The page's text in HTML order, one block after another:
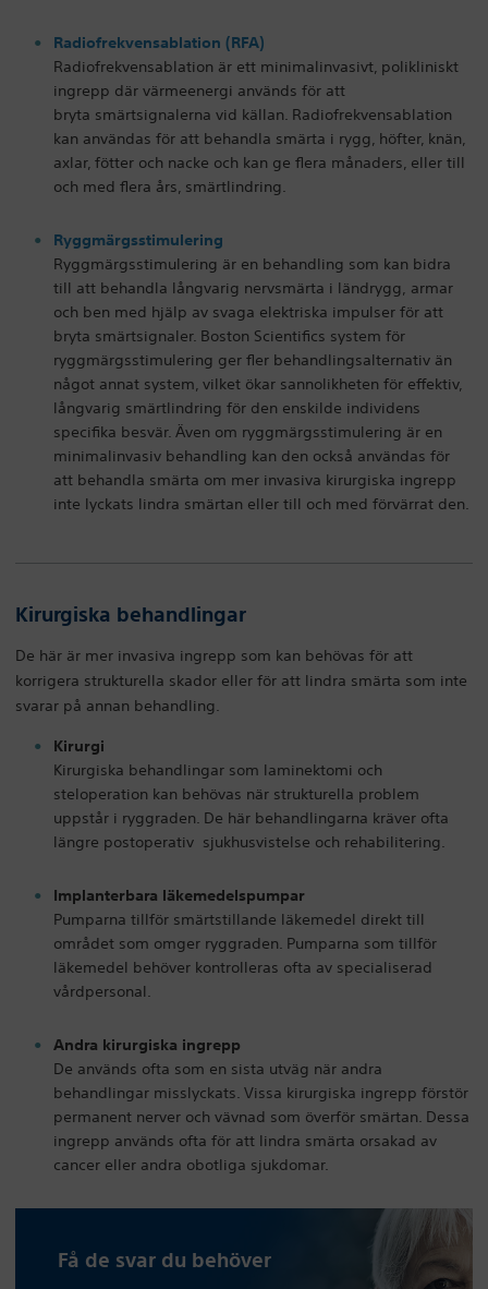
Radiofrekvensablation (RFA)
Radiofrekvensablation är ett minimalinvasivt, polikliniskt
ingrepp där värmeenergi används för att
bryta smärtsignalerna vid källan. Radiofrekvensablation
kan användas för att behandla smärta i rygg, höfter, knän,
axlar, fötter och nacke och kan ge flera månaders, eller till
och med flera års, smärtlindring.
Ryggmärgsstimulering
Ryggmärgsstimulering är en behandling som kan bidra
till att behandla långvarig nervsmärta i ländrygg, armar
och ben med hjälp av svaga elektriska impulser för att
bryta smärtsignaler. Boston Scientifics system för
ryggmärgsstimulering ger fler behandlingsalternativ än
något annat system, vilket ökar sannolikheten för effektiv,
långvarig smärtlindring för den enskilde individens
specifika besvär. Även om ryggmärgsstimulering är en
minimalinvasiv behandling kan den också användas för
att behandla smärta om mer invasiva kirurgiska ingrepp
inte lyckats lindra smärtan eller till och med förvärrat den.
Kirurgiska behandlingar
De här är mer invasiva ingrepp som kan behövas för att
korrigera strukturella skador eller för att lindra smärta som inte
svarar på annan behandling.
Kirurgi
Kirurgiska behandlingar som laminektomi och
steloperation kan behövas när strukturella problem
uppstår i ryggraden. De här behandlingarna kräver ofta
längre postoperativ sjukhusvistelse och rehabilitering.
Implanterbara läkemedelspumpar
Pumparna tillför smärtstillande läkemedel direkt till
området som omger ryggraden. Pumparna som tillför
läkemedel behöver kontrolleras ofta av specialiserad
vårdpersonal.
Andra kirurgiska ingrepp
De används ofta som en sista utväg när andra
behandlingar misslyckats. Vissa kirurgiska ingrepp förstör
permanent nerver och vävnad som överför smärtan. Dessa
ingrepp används ofta för att lindra smärta orsakad av
cancer eller andra obotliga sjukdomar.
Få de svar du behöver